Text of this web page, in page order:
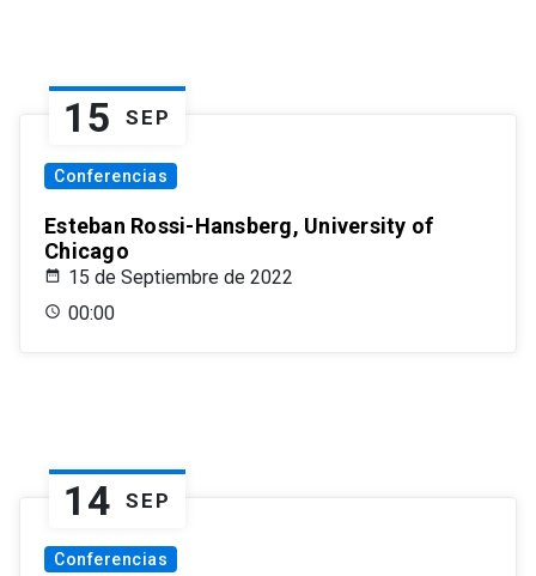
15 SEP
Conferencias
Esteban Rossi-Hansberg, University of
Chicago
15 de Septiembre de 2022
00:00
14 SEP
Conferencias